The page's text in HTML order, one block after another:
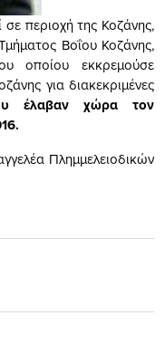
περιοχή της Κοζάνης,
Βοΐου Κοζάνης,
οποίου εκκρεμούσε
για διακεκριμένες
έλαβαν χώρα τον
Πλημμελειοδικών